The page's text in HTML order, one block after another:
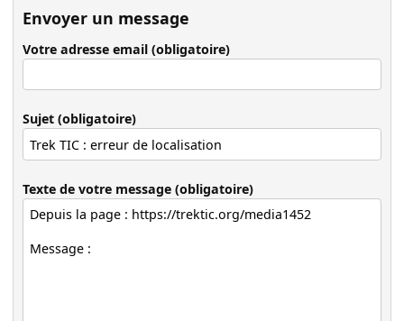
Envoyer un message
Votre adresse email (obligatoire)
Sujet (obligatoire)
Texte de votre message (obligatoire)